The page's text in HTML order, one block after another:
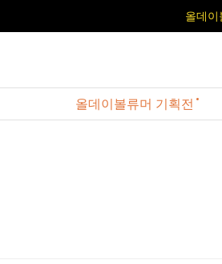
올데이
올데이
올데이볼류머 기획전